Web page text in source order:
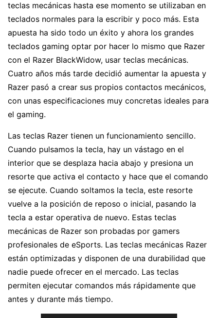
teclas mecánicas hasta ese momento se utilizaban en
teclados normales para la escribir y poco más. Esta
apuesta ha sido todo un éxito y ahora los grandes
teclados gaming optar por hacer lo mismo que Razer
con el Razer BlackWidow, usar teclas mecánicas.
Cuatro años más tarde decidió aumentar la apuesta y
Razer pasó a crear sus propios contactos mecánicos,
con unas especificaciones muy concretas ideales para
el gaming.
Las teclas Razer tienen un funcionamiento sencillo.
Cuando pulsamos la tecla, hay un vástago en el
interior que se desplaza hacia abajo y presiona un
resorte que activa el contacto y hace que el comando
se ejecute. Cuando soltamos la tecla, este resorte
vuelve a la posición de reposo o inicial, pasando la
tecla a estar operativa de nuevo. Estas teclas
mecánicas de Razer son probadas por gamers
profesionales de eSports. Las teclas mecánicas Razer
están optimizadas y disponen de una durabilidad que
nadie puede ofrecer en el mercado. Las teclas
permiten ejecutar comandos más rápidamente que
antes y durante más tiempo.